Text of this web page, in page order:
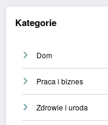
Kategorie
Dom
Praca i biznes
Zdrowie i uroda